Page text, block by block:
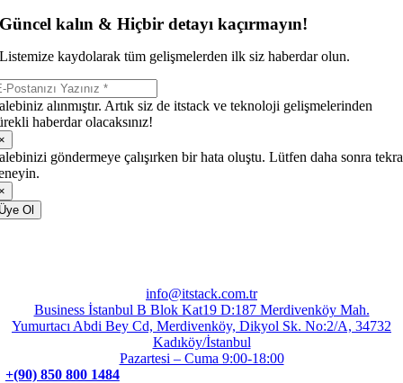
Güncel kalın & Hiçbir detayı kaçırmayın!
Listemize kaydolarak tüm gelişmelerden ilk siz haberdar olun.
alınmıştır. Artık siz de itstack ve teknoloji gelişmelerinden
haberdar olacaksınız!
göndermeye çalışırken bir hata oluştu. Lütfen daha sonra
Ol
info@itstack.com.tr
Business İstanbul B Blok Kat19 D:187 Merdivenköy Mah.
Yumurtacı Abdi Bey Cd, Merdivenköy, Dikyol Sk. No:2/A, 34732
Kadıköy/İstanbul
Pazartesi – Cuma 9:00-18:00
+(90) 850 800 1484